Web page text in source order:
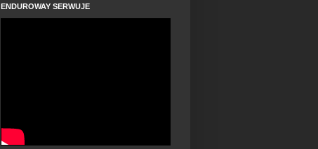
ENDUROWAY SERWUJE